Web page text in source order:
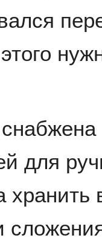
для
хранить